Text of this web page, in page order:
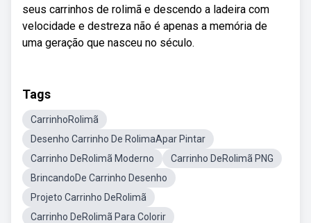
seus carrinhos de rolimã e descendo a ladeira com
velocidade e destreza não é apenas a memória de
uma geração que nasceu no século.
Tags
CarrinhoRolimã
Desenho Carrinho De RolimaApar Pintar
Carrinho DeRolimã Moderno
Carrinho DeRolimã PNG
BrincandoDe Carrinho Desenho
Projeto Carrinho DeRolimã
Carrinho DeRolimã Para Colorir